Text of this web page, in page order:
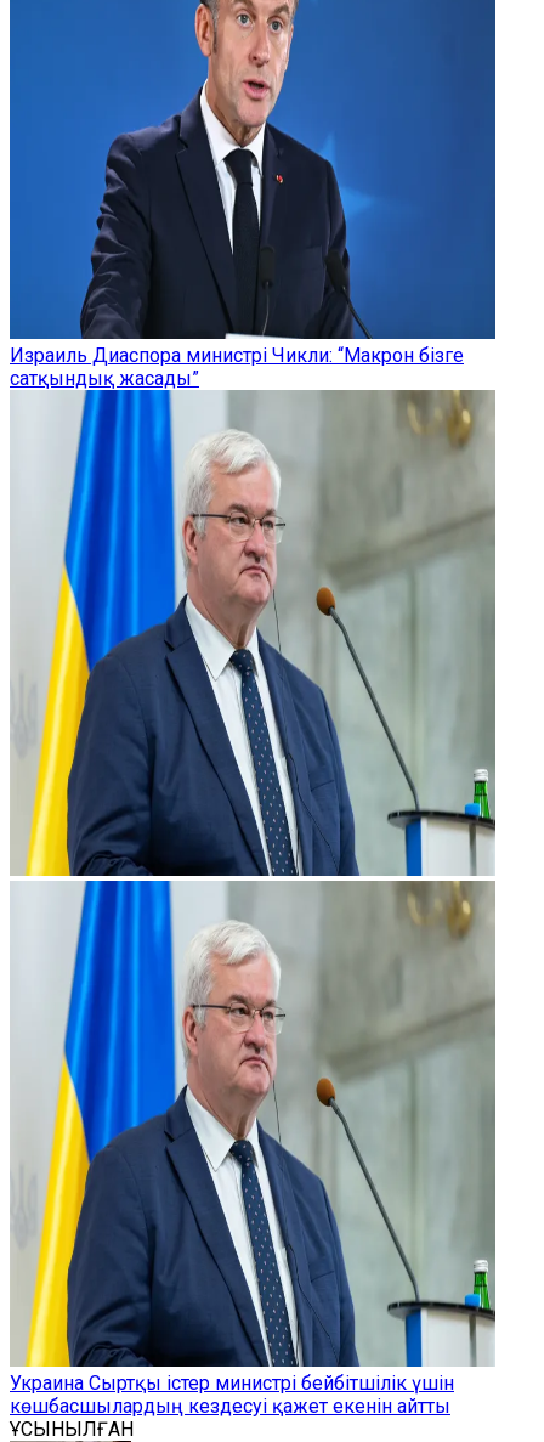
Израиль Диаспора министрі Чикли: “Макрон бізге
сатқындық жасады”
Украина Сыртқы істер министрі бейбітшілік үшін
көшбасшылардың кездесуі қажет екенін айтты
ҰСЫНЫЛҒАН